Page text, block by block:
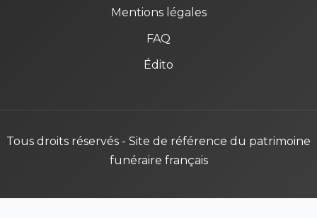
Mentions légales
FAQ
Édito
Tous droits réservés - Site de référence du patrimoine
funéraire français